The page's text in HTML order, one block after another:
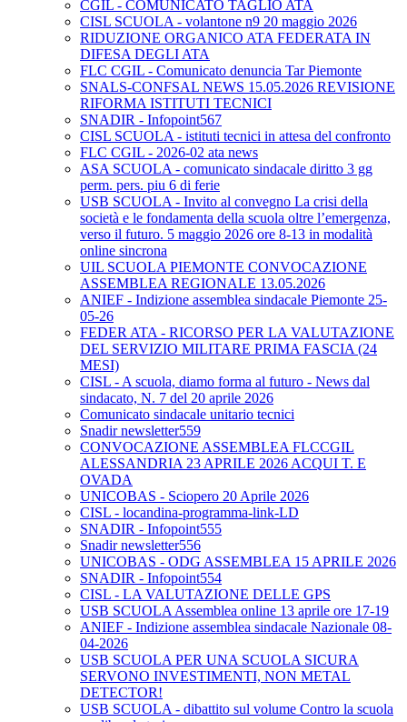
CGIL - COMUNICATO TAGLIO ATA
CISL SCUOLA - volantone n9 20 maggio 2026
RIDUZIONE ORGANICO ATA FEDERATA IN
DIFESA DEGLI ATA
FLC CGIL - Comunicato denuncia Tar Piemonte
SNALS-CONFSAL NEWS 15.05.2026 REVISIONE
RIFORMA ISTITUTI TECNICI
SNADIR - Infopoint567
CISL SCUOLA - istituti tecnici in attesa del confronto
FLC CGIL - 2026-02 ata news
ASA SCUOLA - comunicato sindacale diritto 3 gg
perm. pers. piu 6 di ferie
USB SCUOLA - Invito al convegno La crisi della
società e le fondamenta della scuola oltre l’emergenza,
verso il futuro. 5 maggio 2026 ore 8-13 in modalità
online sincrona
UIL SCUOLA PIEMONTE CONVOCAZIONE
ASSEMBLEA REGIONALE 13.05.2026
ANIEF - Indizione assemblea sindacale Piemonte 25-
05-26
FEDER ATA - RICORSO PER LA VALUTAZIONE
DEL SERVIZIO MILITARE PRIMA FASCIA (24
MESI)
CISL - A scuola, diamo forma al futuro - News dal
sindacato, N. 7 del 20 aprile 2026
Comunicato sindacale unitario tecnici
Snadir newsletter559
CONVOCAZIONE ASSEMBLEA FLCCGIL
ALESSANDRIA 23 APRILE 2026 ACQUI T. E
OVADA
UNICOBAS - Sciopero 20 Aprile 2026
CISL - locandina-programma-link-LD
SNADIR - Infopoint555
Snadir newsletter556
UNICOBAS - ODG ASSEMBLEA 15 APRILE 2026
SNADIR - Infopoint554
CISL - LA VALUTAZIONE DELLE GPS
USB SCUOLA Assemblea online 13 aprile ore 17-19
ANIEF - Indizione assemblea sindacale Nazionale 08-
04-2026
USB SCUOLA PER UNA SCUOLA SICURA
SERVONO INVESTIMENTI, NON METAL
DETECTOR!
USB SCUOLA - dibattito sul volume Contro la scuola